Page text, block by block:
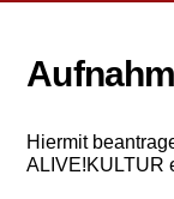
Hiermit
ALIVE!KULTUR